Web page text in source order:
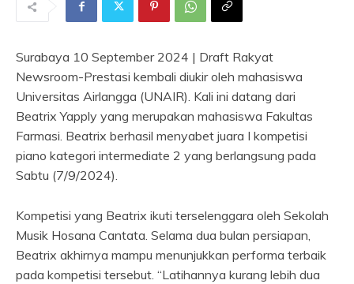
Surabaya 10 September 2024 | Draft Rakyat
Newsroom-Prestasi kembali diukir oleh mahasiswa
Universitas Airlangga (UNAIR). Kali ini datang dari
Beatrix Yapply yang merupakan mahasiswa Fakultas
Farmasi. Beatrix berhasil menyabet juara I kompetisi
piano kategori intermediate 2 yang berlangsung pada
Sabtu (7/9/2024).
Kompetisi yang Beatrix ikuti terselenggara oleh Sekolah
Musik Hosana Cantata. Selama dua bulan persiapan,
Beatrix akhirnya mampu menunjukkan performa terbaik
pada kompetisi tersebut. “Latihannya kurang lebih dua